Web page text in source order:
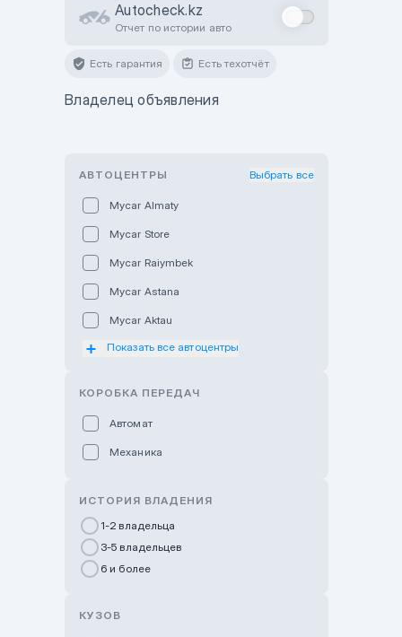
Autocheck.kz
Отчет по истории авто
Есть гарантия Есть техотчёт
Владелец объявления
АВТОЦЕНТРЫ Выбрать все
Mycar Almaty
Mycar Store
Mycar Raiymbek
Mycar Astana
Mycar Aktau
Mycar Uralsk
GWM Nurly Zhol
Chery Astana
Показать все автоцентры
КОРОБКА ПЕРЕДАЧ
Автомат
Механика
ИСТОРИЯ ВЛАДЕНИЯ
1-2 владельца
3-5 владельцев
6 и более
КУЗОВ